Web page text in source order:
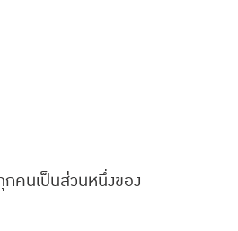
คนเป็นส่วนหนึ่งของ
วลกฎหมายแพ่งและ
ถึงเวลามาช่วยกัน